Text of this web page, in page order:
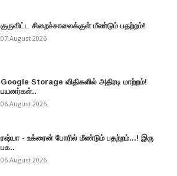
குருவிட்ட சிறைச்சாலைக்குள் மீண்டும் பதற்றம்!
07 August 2026
Google Storage விதிகளில் அதிரடி மாற்றம்!
பயனர்கள்..
06 August 2026
ரஷ்யா - உக்ரைன் போரில் மீண்டும் பதற்றம்...! இரு
பக..
06 August 2026